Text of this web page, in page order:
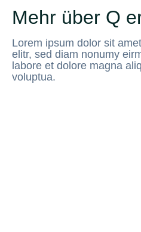
Mehr über Q
Lorem ipsum dolor sit
elitr, sed diam nonumy
labore et dolore magna
voluptua.